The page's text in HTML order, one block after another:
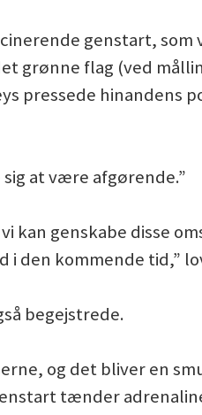
genstart,
grønne flag (ved
pressede hinandens
at være afgørende.”
kan genskabe disse
den kommende tid,”
begejstrede.
og det bliver en
tænder